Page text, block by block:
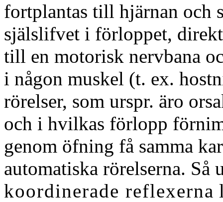
fortplantas till hjärnan och
själslifvet i förloppet,
till en motorisk nervbana
i någon muskel (t. ex.
rörelser, som urspr. äro
och i hvilkas förlopp
genom öfning få samma
automatiska rörelserna. Så
koordinerade reflexerna